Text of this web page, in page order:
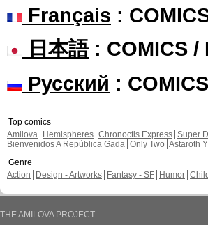
Français :
日本語: COMICS /
Русский :
Top comics
Amilova
Hemispheres Chronoctis Express Super
Bienvenidos A República Gada Only Two Astaroth
Genre
Action
Design - Artworks Fantasy - SF Humor
THE AMILOVA PROJECT